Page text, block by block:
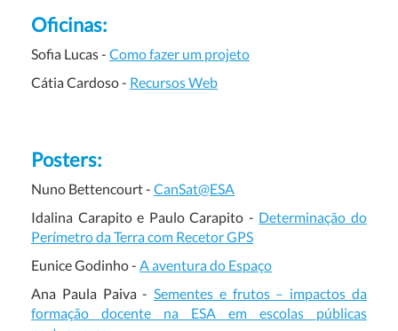
Oficinas:
Sofia Lucas - Como fazer um projeto
Cátia Cardoso - Recursos Web
Posters:
Nuno Bettencourt - CanSat@ESA
Idalina Carapito e Paulo Carapito - Determinação do
Perímetro da Terra com Recetor GPS
Eunice Godinho - A aventura do Espaço
Ana Paula Paiva -Sementes e frutos – impactos da
formação docente na ESA em escolas públicas